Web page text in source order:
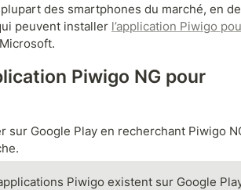
des smartphones du marché, en
peuvent installer l’application Piwigo
Piwigo NG pour
sur Google Play en recherchant Piwigo
Piwigo existent sur Google